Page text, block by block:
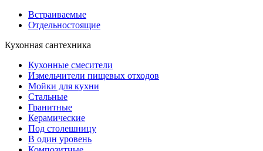
Встраиваемые
Отдельностоящие
Кухонная сантехника
Кухонные смесители
Измельчители пищевых отходов
Мойки для кухни
Стальные
Гранитные
Керамические
Под столешницу
В один уровень